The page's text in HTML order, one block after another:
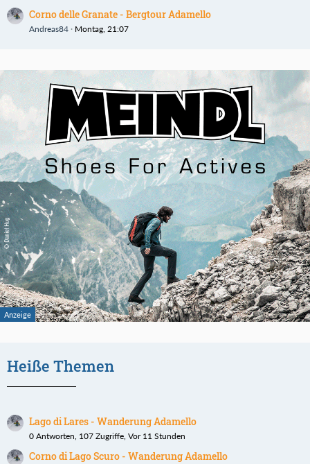
Corno delle Granate - Bergtour Adamello
Andreas84 Montag, 21:07
Heiße Themen
Lago di Lares - Wanderung Adamello
0 Antworten, 107 Zugriffe, Vor 11 Stunden
Corno di Lago Scuro - Wanderung Adamello